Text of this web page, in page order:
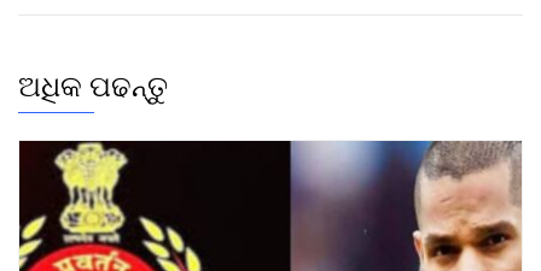
ଅଧିକ ପଢନ୍ତୁ